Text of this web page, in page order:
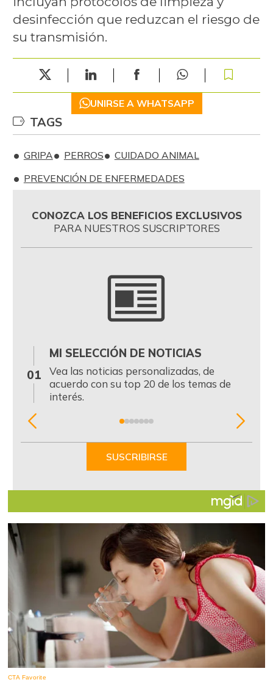
desinfección que reduzcan el riesgo de
su transmisión.
UNIRSE A WHATSAPP
TAGS
GRIPA PERROS
CUIDADO ANIMAL
PREVENCIÓN DE ENFERMEDADES
CONOZCA LOS BENEFICIOS EXCLUSIVOS
PARA NUESTROS SUSCRIPTORES
01
MI SELECCIÓN DE NOTICIAS
Vea las noticias personalizadas, de
acuerdo con su top 20 de los temas de
interés.
Item
SUSCRIBIRSE